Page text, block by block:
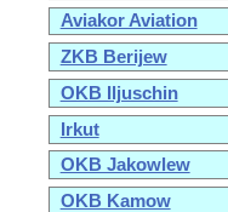
Aviakor Aviation
ZKB Berijew
OKB Iljuschin
Irkut
OKB Jakowlew
OKB Kamow